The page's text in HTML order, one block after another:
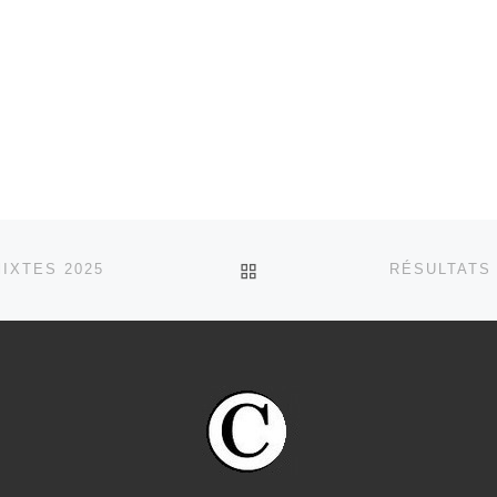
2025 RETOUR À LA LISTE DES